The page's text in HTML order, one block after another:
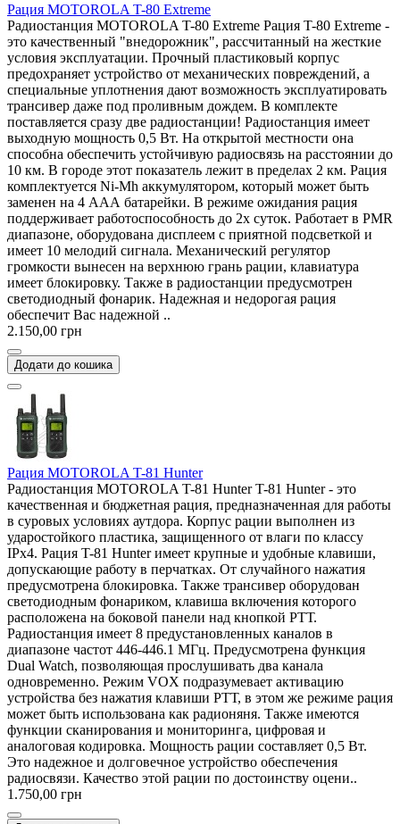
Рация MOTOROLA T-80 Extreme
Радиостанция MOTOROLA T-80 Extreme Рация T-80 Extreme -
это качественный "внедорожник", рассчитанный на жесткие
условия эксплуатации. Прочный пластиковый корпус
предохраняет устройство от механических повреждений, а
специальные уплотнения дают возможность эксплуатировать
трансивер даже под проливным дождем. В комплекте
поставляется сразу две радиостанции! Радиостанция имеет
выходную мощность 0,5 Вт. На открытой местности она
способна обеспечить устойчивую радиосвязь на расстоянии до
10 км. В городе этот показатель лежит в пределах 2 км. Рация
комплектуется Ni-Mh аккумулятором, который может быть
заменен на 4 ААА батарейки. В режиме ожидания рация
поддерживает работоспособность до 2х суток. Работает в PMR
диапазоне, оборудована дисплеем с приятной подсветкой и
имеет 10 мелодий сигнала. Механический регулятор
громкости вынесен на верхнюю грань рации, клавиатура
имеет блокировку. Также в радиостанции предусмотрен
светодиодный фонарик. Надежная и недорогая рация
обеспечит Вас надежной ..
2.150,00 грн
Додати до кошика
Рация MOTOROLA T-81 Hunter
Радиостанция MOTOROLA T-81 Hunter T-81 Hunter - это
качественная и бюджетная рация, предназначенная для работы
в суровых условиях аутдора. Корпус рации выполнен из
ударостойкого пластика, защищенного от влаги по классу
IPx4. Рация T-81 Hunter имеет крупные и удобные клавиши,
допускающие работу в перчатках. От случайного нажатия
предусмотрена блокировка. Также трансивер оборудован
светодиодным фонариком, клавиша включения которого
расположена на боковой панели над кнопкой РТТ.
Радиостанция имеет 8 предустановленных каналов в
диапазоне частот 446-446.1 МГц. Предусмотрена функция
Dual Watch, позволяющая прослушивать два канала
одновременно. Режим VOX подразумевает активацию
устройства без нажатия клавиши РТТ, в этом же режиме рация
может быть использована как радионяня. Также имеются
функции сканирования и мониторинга, цифровая и
аналоговая кодировка. Мощность рации составляет 0,5 Вт.
Это надежное и долговечное устройство обеспечения
радиосвязи. Качество этой рации по достоинству оцени..
1.750,00 грн